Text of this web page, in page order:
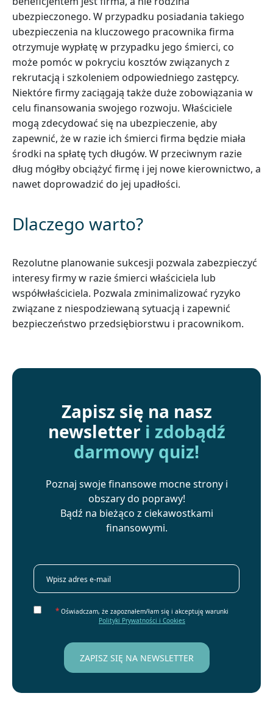
ubezpieczonego. W przypadku posiadania takiego
ubezpieczenia na kluczowego pracownika firma
otrzymuje wypłatę w przypadku jego śmierci, co
może pomóc w pokryciu kosztów związanych z
rekrutacją i szkoleniem odpowiedniego zastępcy.
Niektóre firmy zaciągają także duże zobowiązania w
celu finansowania swojego rozwoju. Właściciele
mogą zdecydować się na ubezpieczenie, aby
zapewnić, że w razie ich śmierci firma będzie miała
środki na spłatę tych długów. W przeciwnym razie
dług mógłby obciążyć firmę i jej nowe kierownictwo, a
nawet doprowadzić do jej upadłości.
Dlaczego warto?
Rezolutne planowanie sukcesji pozwala zabezpieczyć
interesy firmy w razie śmierci właściciela lub
współwłaściciela. Pozwala zminimalizować ryzyko
związane z niespodziewaną sytuacją i zapewnić
bezpieczeństwo przedsiębiorstwu i pracownikom.
Zapisz się na nasz
newsletter i zdobądź
darmowy quiz!
Poznaj swoje finansowe mocne strony i
obszary do poprawy!
Bądź na bieżąco z ciekawostkami
finansowymi.
* Oświadczam, że zapoznałem/łam się i akceptuję warunki
Polityki Prywatności i Cookies